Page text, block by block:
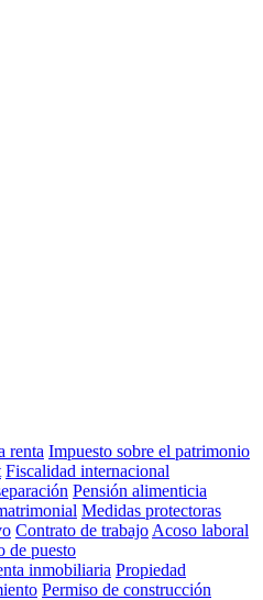
renta Impuesto sobre el patrimonio
Fiscalidad internacional
Pensión alimenticia
Medidas protectoras
Contrato de trabajo Acoso laboral
de puesto
inmobiliaria Propiedad
Permiso de construcción